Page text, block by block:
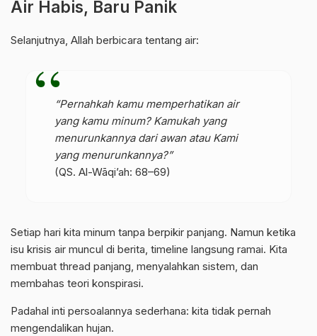
Air Habis, Baru Panik
Selanjutnya, Allah berbicara tentang air:
“Pernahkah kamu memperhatikan air
yang kamu minum? Kamukah yang
menurunkannya dari awan atau Kami
yang menurunkannya?”
(QS. Al-Wāqi’ah: 68–69)
Setiap hari kita minum tanpa berpikir panjang. Namun ketika
isu krisis air muncul di berita, timeline langsung ramai. Kita
membuat thread panjang, menyalahkan sistem, dan
membahas teori konspirasi.
Padahal inti persoalannya sederhana: kita tidak pernah
mengendalikan hujan.